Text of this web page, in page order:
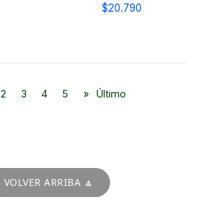
$20.790
2 3 4 5 » Último
VOLVER ARRIBA 🔼